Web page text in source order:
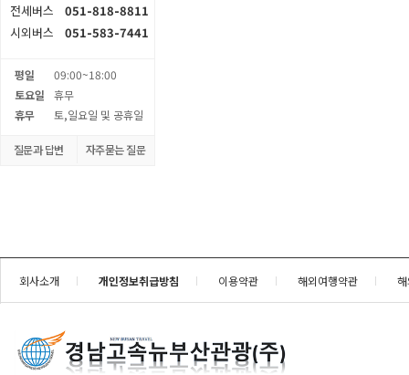
전세버스
051-818-8811
시외버스
051-583-7441
평일
09:00~18:00
토요일
휴무
휴무
토,일요일 및 공휴일
질문과 답변 자주묻는 질문
회사소개 개인정보취급방침 이용약관 해외여행약관